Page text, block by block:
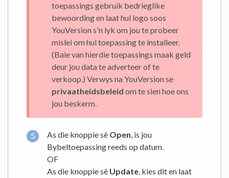
toepassings gebruik bedrieglike
bewoording en laat hul logo soos
YouVersion s'n lyk om jou te probeer
mislei om hul toepassing te installeer.
(Baie van hierdie toepassings maak geld
deur jou data te adverteer of te
verkoop.) Verwys na YouVersion se
privaatheidsbeleid om te sien hoe ons
jou beskerm.
As die knoppie sê Open, is jou
Bybeltoepassing reeds op datum.
OF
As die knoppie sê Update, kies dit en laat